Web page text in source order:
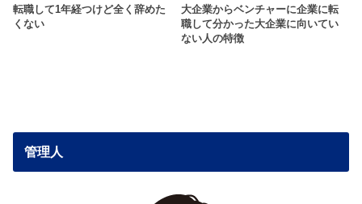
転職して1年経つけど全く辞めた
くない
大企業からベンチャーに企業に転
職して分かった大企業に向いてい
ない人の特徴
管理人